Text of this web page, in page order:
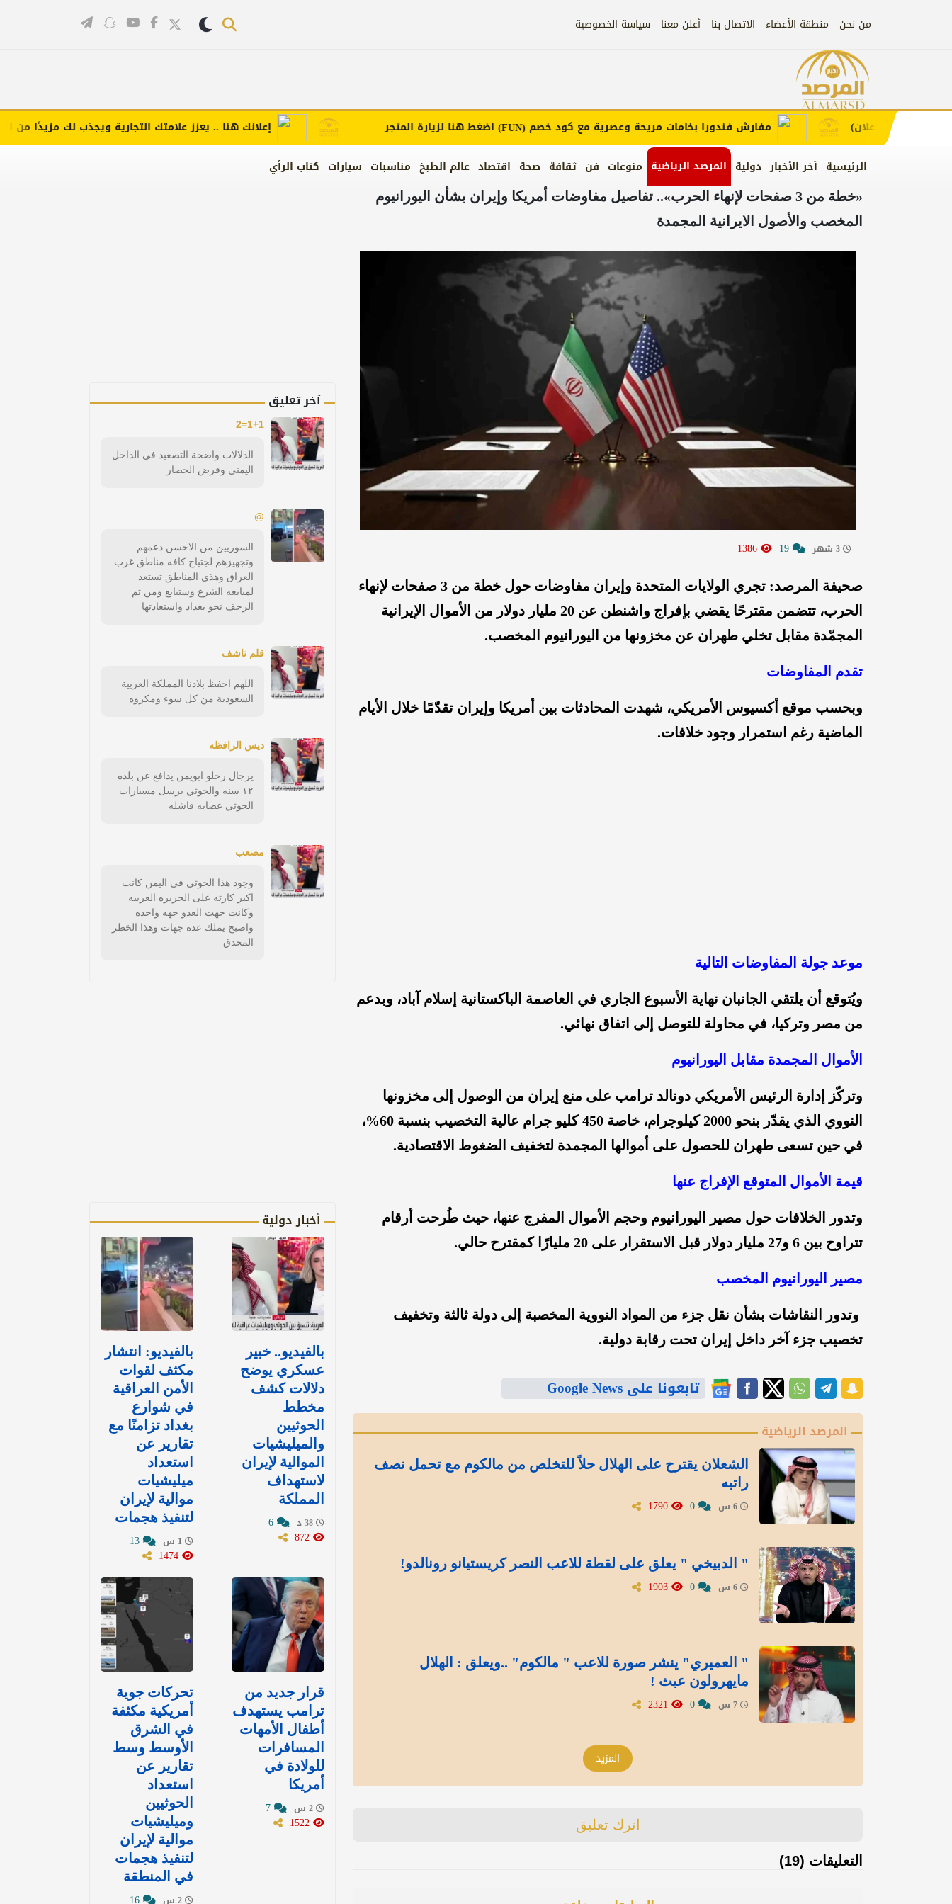
من نحن منطقة الأعضاء الاتصال بنا أعلن معنا سياسة الخصوصية
الرئيسية آخر الأخبار دولية المرصد الرياضية منوعات فن ثقافة صحة اقتصاد عالم الطبخ مناسبات سيارات كتاب الرأي
إعلانك هنا .. يعزز علامتك التجارية ويجذب لك مزيدًا من مفارش فندورا بخامات مريحة وعصرية مع كود خصم (FUN)اضغط هنا لزيارة المتجر الإعلان)
«خطة من 3 صفحات لإنهاء الحرب».. تفاصيل مفاوضات أمريكا وإيران بشأن اليورانيوم
المخصب والأصول الايرانية المجمدة
صحيفة المرصد: تجري الولايات المتحدة وإيران مفاوضات حول خطة من 3 صفحات لإنهاء
الحرب، تتضمن مقترحًا يقضي بإفراج واشنطن عن 20 مليار دولار من الأموال الإيرانية
المجمّدة مقابل تخلي طهران عن مخزونها من اليورانيوم المخصب.
تقدم المفاوضات
وبحسب موقع أكسيوس الأمريكي، شهدت المحادثات بين أمريكا وإيران تقدّمًا خلال الأيام
الماضية رغم استمرار وجود خلافات.
موعد جولة المفاوضات التالية
ويُتوقع أن يلتقي الجانبان نهاية الأسبوع الجاري في العاصمة الباكستانية إسلام آباد، وبدعم
من مصر وتركيا، في محاولة للتوصل إلى اتفاق نهائي.
الأموال المجمدة مقابل اليورانيوم
وتركّز إدارة الرئيس الأمريكي دونالد ترامب على منع إيران من الوصول إلى مخزونها
النووي الذي يقدّر بنحو 2000 كيلوجرام، خاصة 450 كليو جرام عالية التخصيب بنسبة 60%،
في حين تسعى طهران للحصول على أموالها المجمدة لتخفيف الضغوط الاقتصادية.
قيمة الأموال المتوقع الإفراج عنها
وتدور الخلافات حول مصير اليورانيوم وحجم الأموال المفرج عنها، حيث طُرحت أرقام
تتراوح بين 6 و27 مليار دولار قبل الاستقرار على 20 مليارًا كمقترح حالي.
مصير اليورانيوم المخصب
وتدور النقاشات بشأن نقل جزء من المواد النووية المخصبة إلى دولة ثالثة وتخفيف
تخصيب جزء آخر داخل إيران تحت رقابة دولية.
تابعونا على Google News
المرصد الرياضية
الشعلان يقترح على الهلال حلاً للتخلص من مالكوم مع تحمل نصف
راتبه
" الدبيخي " يعلق على لقطة للاعب النصر كريستيانو رونالدو!
" العميري" ينشر صورة للاعب " مالكوم" ..ويعلق : الهلال
مايهرولون عبث !
المزيد
اترك تعليق
التعليقات (19)
آخر تعليق
1+1=2
الدلالات واضحة التصعيد في الداخل
اليمني وفرض الحصار
@
السوريين من الاحسن دعمهم
وتجهيزهم لجتياح كافه مناطق غرب
العراق وهذي المناطق تستعد
لمبايعه الشرع وستبايع ومن ثم
الزحف نحو بغداد واستعادتها
قلم ناشف
اللهم احفظ بلادنا المملكة العربية
السعودية من كل سوء ومكروه
ديس الرافظه
يرجال رحلو ابويمن يدافع عن بلده
١٢ سنه والحوثي يرسل مسيارات
الحوثي عصابه فاشله
مصعب
وجود هذا الحوثي في اليمن كانت
اكبر كارثه على الجزيره العربيه
وكانت جهت العدو جهه واحده
واصبح يملك عده جهات وهذا الخطر
المحدق
أخبار دولية
بالفيديو.. خبير
عسكري يوضح
دلالات كشف
مخطط
الحوثيين
والميليشيات
الموالية لإيران
لاستهداف
المملكة
بالفيديو: انتشار
مكثف لقوات
الأمن العراقية
في شوارع
بغداد تزامنًا مع
تقارير عن
استعداد
ميليشيات
موالية لإيران
لتنفيذ هجمات
قرار جديد من
ترامب يستهدف
أطفال الأمهات
المسافرات
للولادة في
أمريكا
تحركات جوية
أمريكية مكثفة
في الشرق
الأوسط وسط
تقارير عن
استعداد
الحوثيين
وميليشيات
موالية لإيران
لتنفيذ هجمات
في المنطقة